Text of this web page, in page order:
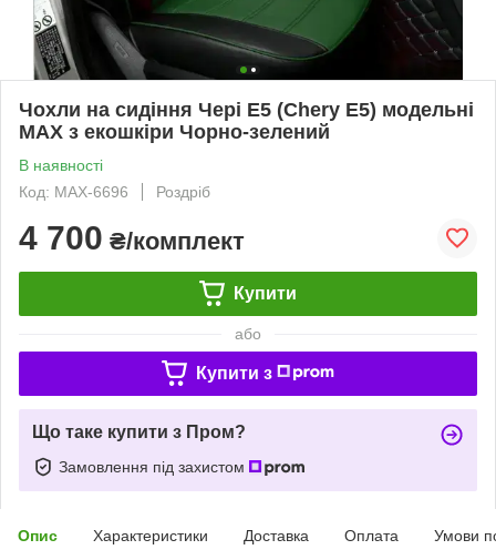
Чохли на сидіння Чері Е5 (Chery E5) модельні
MAX з екошкіри Чорно-зелений
В наявності
Код: MAX-6696
Роздріб
4 700 ₴/комплект
Купити
або
Купити з
Що таке купити з Пром?
Замовлення під захистом
Опис Характеристики Доставка Оплата Умови